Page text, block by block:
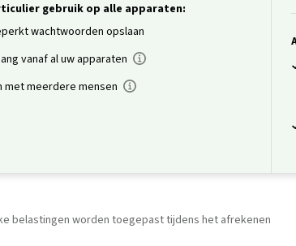
gebruik op alle apparaten:
wachtwoorden opslaan
vanaf al uw apparaten
met meerdere mensen
belastingen worden toegepast tijdens het afrekenen